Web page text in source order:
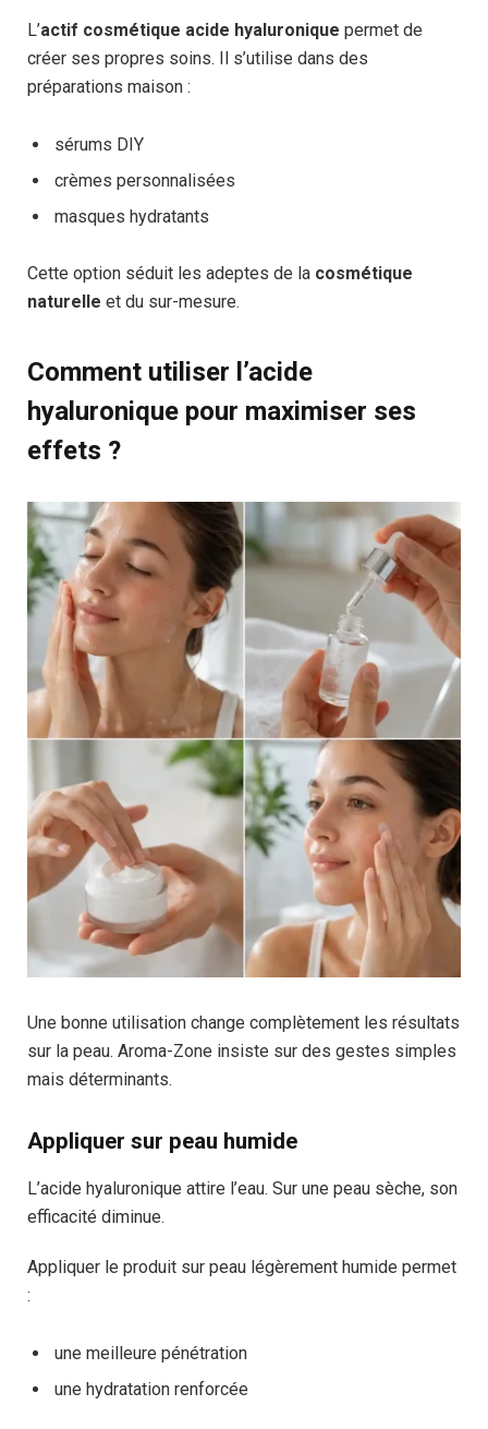
L’actif cosmétique acide hyaluronique permet de
créer ses propres soins. Il s’utilise dans des
préparations maison :
sérums DIY
crèmes personnalisées
masques hydratants
Cette option séduit les adeptes de la cosmétique
naturelle et du sur-mesure.
Comment utiliser l’acide
hyaluronique pour maximiser ses
effets ?
Une bonne utilisation change complètement les résultats
sur la peau. Aroma-Zone insiste sur des gestes simples
mais déterminants.
Appliquer sur peau humide
L’acide hyaluronique attire l’eau. Sur une peau sèche, son
efficacité diminue.
Appliquer le produit sur peau légèrement humide permet
:
une meilleure pénétration
une hydratation renforcée